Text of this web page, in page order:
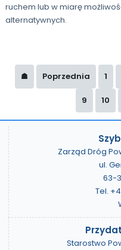
ruchem lub w miarę
alternatywnych.
☗ Poprzednia 1
9 10
Zarząd Dróg
ul.
63-
Tel.
Starostwo